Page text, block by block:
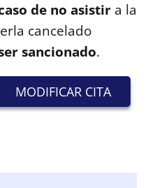
de no asistir a la
cancelado
sancionado.
MODIFICAR CITA